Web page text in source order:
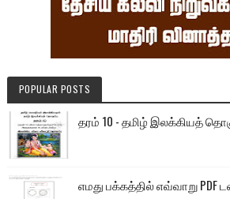
POPULAR POSTS
தரம் 10 - தமிழ் இலக்கியத்
எமது பக்கத்தில் எவ்வாறு